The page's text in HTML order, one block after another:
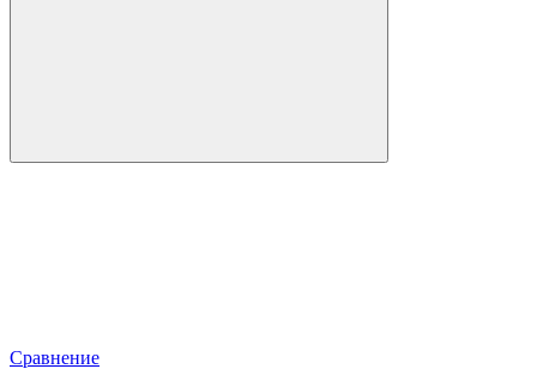
Сравнение